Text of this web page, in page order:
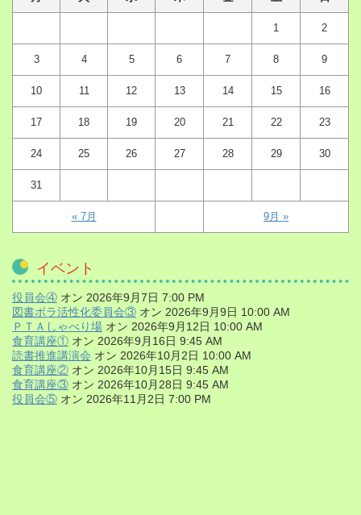
1 2
3 4 5 6 7 8 9
10 11 12 13 14 15 16
17 18 19 20 21 22 23
24 25 26 27 28 29 30
31
« 7月 9月 »
イベント
役員会④ オン 2026年9月7日 7:00 PM
図書ボラ活性化委員会③ オン 2026年9月9日 10:00 AM
ＰＴＡしゃべり場 オン 2026年9月12日 10:00 AM
食育講座① オン 2026年9月16日 9:45 AM
読書推進講演会 オン 2026年10月2日 10:00 AM
食育講座② オン 2026年10月15日 9:45 AM
食育講座③ オン 2026年10月28日 9:45 AM
役員会⑤ オン 2026年11月2日 7:00 PM